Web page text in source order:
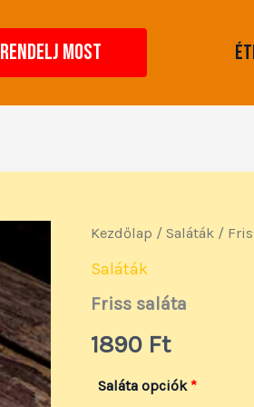
RENDELJ MOST
Kezdőlap / Saláták/
Saláták
Friss saláta
1890 Ft
Saláta opciók*
Friss
mennyiség